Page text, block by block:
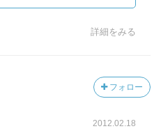
詳細をみる
フォロー
2012.02.18